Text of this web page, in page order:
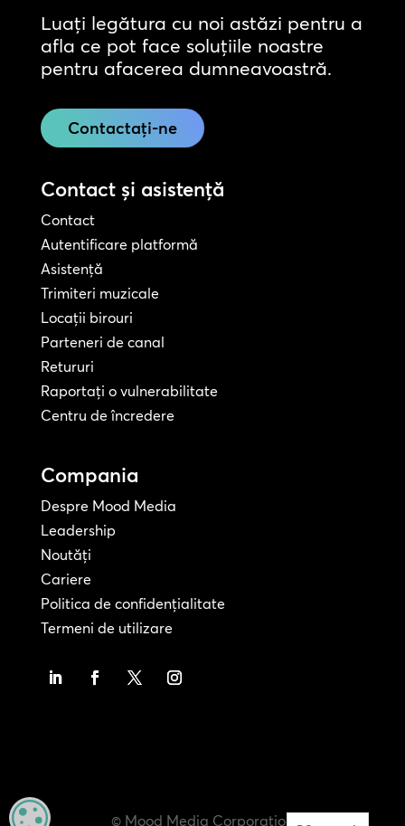
Luați legătura cu noi astăzi pentru a
afla ce pot face soluțiile noastre
pentru afacerea dumneavoastră.
Contactați-ne
Contact și asistență
Contact
Autentificare platformă
Asistență
Trimiteri muzicale
Locații birouri
Parteneri de canal
Retururi
Raportați o vulnerabilitate
Centru de încredere
Compania
Despre Mood Media
Leadership
Noutăți
Cariere
Politica de confidențialitate
Termeni de utilizare
© Mood Media Corporation
MANAGE PRIVACY